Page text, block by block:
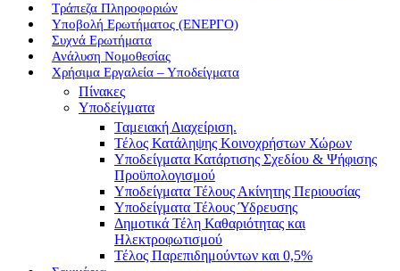
Τράπεζα Πληροφοριών
Υποβολή Ερωτήματος (ΕΝΕΡΓΟ)
Συχνά Ερωτήματα
Ανάλυση Νομοθεσίας
Χρήσιμα Εργαλεία – Υποδείγματα
Πίνακες
Υποδείγματα
Ταμειακή Διαχείριση.
Τέλος Κατάληψης Κοινοχρήστων Χώρων
Υποδείγματα Κατάρτισης Σχεδίου & Ψήφισης
Προϋπολογισμού
Υποδείγματα Τέλους Ακίνητης Περιουσίας
Υποδείγματα Τέλους Ύδρευσης
Δημοτικά Τέλη Καθαριότητας και
Ηλεκτροφωτισμού
Τέλος Παρεπιδημούντων και 0,5%